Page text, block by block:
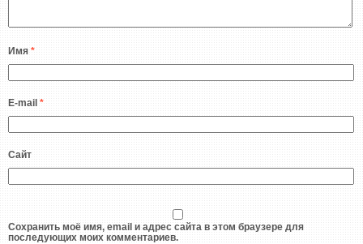
Имя *
E-mail *
Сайт
Сохранить моё имя, email и адрес сайта в этом браузере для
последующих моих комментариев.